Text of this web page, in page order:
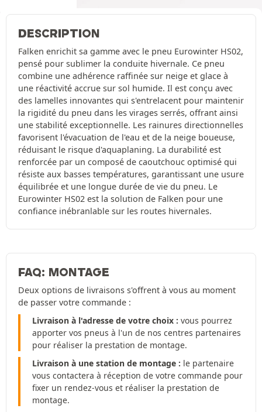
DESCRIPTION
Falken enrichit sa gamme avec le pneu Eurowinter HS02,
pensé pour sublimer la conduite hivernale. Ce pneu
combine une adhérence raffinée sur neige et glace à
une réactivité accrue sur sol humide. Il est conçu avec
des lamelles innovantes qui s'entrelacent pour maintenir
la rigidité du pneu dans les virages serrés, offrant ainsi
une stabilité exceptionnelle. Les rainures directionnelles
favorisent l'évacuation de l'eau et de la neige boueuse,
réduisant le risque d'aquaplaning. La durabilité est
renforcée par un composé de caoutchouc optimisé qui
résiste aux basses températures, garantissant une usure
équilibrée et une longue durée de vie du pneu. Le
Eurowinter HS02 est la solution de Falken pour une
confiance inébranlable sur les routes hivernales.
FAQ: MONTAGE
Deux options de livraisons s'offrent à vous au moment
de passer votre commande :
Livraison à l'adresse de votre choix : vous pourrez
apporter vos pneus à l'un de nos centres partenaires
pour réaliser la prestation de montage.
Livraison à une station de montage : le partenaire
vous contactera à réception de votre commande pour
fixer un rendez-vous et réaliser la prestation de
montage.